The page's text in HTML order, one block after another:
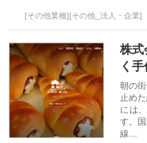
[その他業種][その他_法人・企業]
株式
く
朝の
止め
には
す。
線…